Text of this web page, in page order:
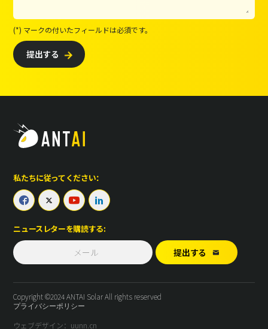
(*) マークの付いたフィールドは必須です。
提出する 
私たちに従ってください：
   
ニュースレターを購読する:
提出する 
Copyright ©2024 ANTAI Solar All rights reserved
プライバシーポリシー
ウェブデザイン：uunn.cn